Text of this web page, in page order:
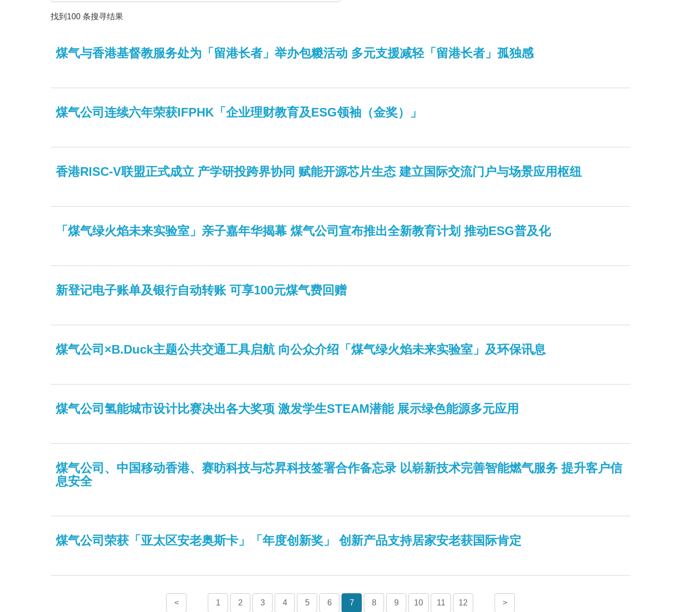
找到 100 条搜寻结果
煤气与香港基督教服务处为「留港长者」举办包糉活动 多元支援减轻「留港长者」孤独感
​煤气公司连续六年荣获IFPHK「企业理财教育及ESG领袖（金奖）」
香港RISC-V联盟正式成立 产学研投跨界协同 赋能开源芯片生态 建立国际交流门户与场景应用枢纽
「煤气绿火焰未来实验室」亲子嘉年华揭幕 煤气公司宣布推出全新教育计划 推动ESG普及化
新登记电子账单及银行自动转账 可享100元煤气费回赠
煤气公司×B.Duck主题公共交通工具启航 向公众介绍「煤气绿火焰未来实验室」及环保讯息
煤气公司氢能城市设计比赛决出各大奖项 激发学生STEAM潜能 展示绿色能源多元应用
煤气公司、中国移动香港、赛昉科技与芯昇科技签署合作备忘录 以崭新技术完善智能燃气服务 提升客户信
息安全
煤气公司荣获「亚太区安老奥斯卡」「年度创新奖」 创新产品支持居家安老获国际肯定
< 1 2 3 4 5 6 7 8 9 10 11 12 >